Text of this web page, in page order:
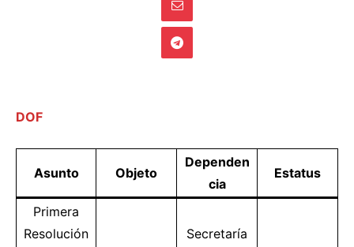
DOF
Asunto Objeto
Dependen
cia
Estatus
Primera
Resolución
Secretaría